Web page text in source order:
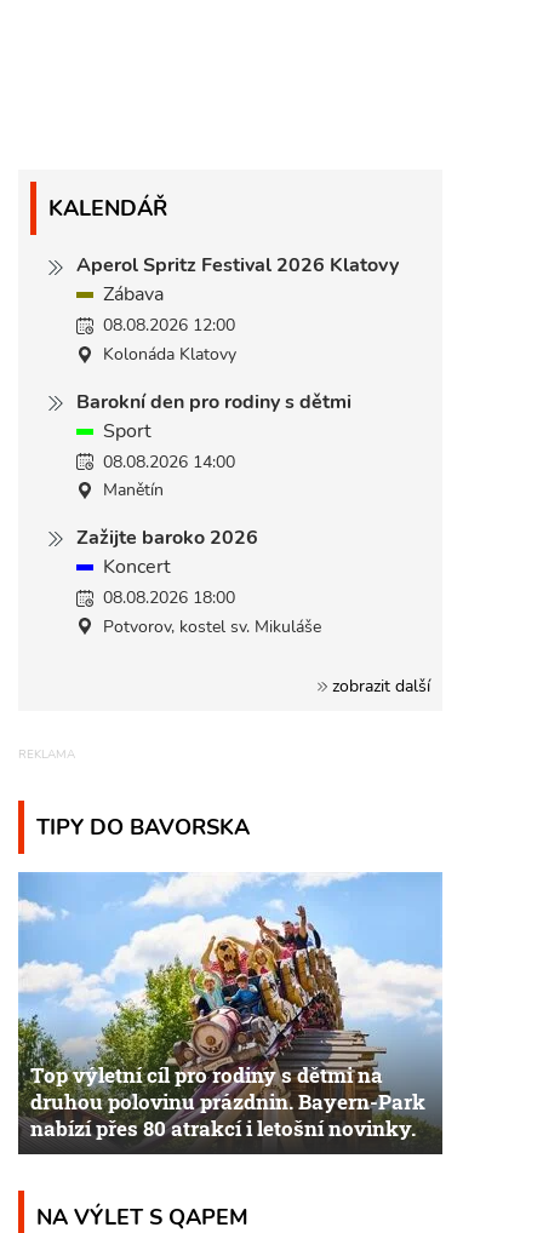
KALENDÁŘ
Aperol Spritz Festival 2026 Klatovy
Zábava
08.08.2026 12:00
Kolonáda Klatovy
Barokní den pro rodiny s dětmi
Sport
08.08.2026 14:00
Manětín
Zažijte baroko 2026
Koncert
08.08.2026 18:00
Potvorov, kostel sv. Mikuláše
zobrazit další
TIPY DO BAVORSKA
Top výletní cíl pro rodiny s dětmi na
druhou polovinu prázdnin. Bayern-Park
nabízí přes 80 atrakcí i letošní novinky.
NA VÝLET S QAPEM